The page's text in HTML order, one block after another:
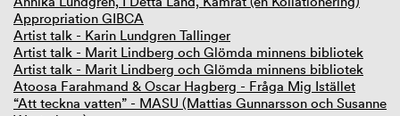
Appropriation GIBCA
Artist talk - Karin Lundgren Tallinger
Artist talk - Marit Lindberg och Glömda minnens bibliotek
Artist talk - Marit Lindberg och Glömda minnens bibliotek
Atoosa Farahmand & Oscar Hagberg - Fråga Mig Istället
“Att teckna vatten” - MASU (Mattias Gunnarsson och Susanne